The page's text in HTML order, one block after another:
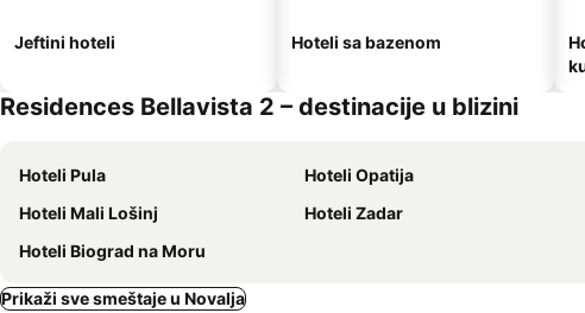
Jeftini hoteli Hoteli sa bazenom
Residences Bellavista 2 – destinacije u blizini
Hoteli Pula Hoteli Opatija
Hoteli Mali Lošinj
Hoteli Zadar
Hoteli Biograd na Moru
Prikaži sve smeštaje u Novalja